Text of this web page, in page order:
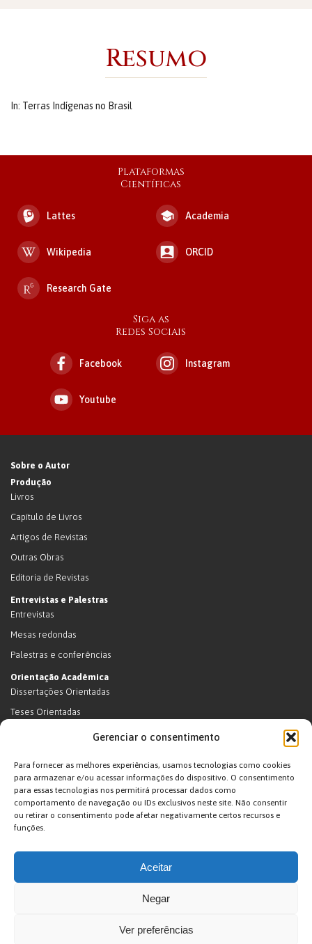
Gerenciar o consentimento
Para fornecer as melhores experiências, usamos tecnologias como cookies
para armazenar e/ou acessar informações do dispositivo. O consentimento
para essas tecnologias nos permitirá processar dados como
comportamento de navegação ou IDs exclusivos neste site. Não consentir
ou retirar o consentimento pode afetar negativamente certos recursos e
funções.
Aceitar
Negar
Ver preferências
Resumo
In: Terras Indígenas no Brasil
Plataformas
Científicas
Lattes Academia
Wikipedia ORCID
Research Gate
Siga as
Redes Sociais
Facebook Instagram
Youtube
Sobre o Autor
Produção
Livros
Capítulo de Livros
Artigos de Revistas
Outras Obras
Editoria de Revistas
Entrevistas e Palestras
Entrevistas
Mesas redondas
Palestras e conferências
Orientação Acadêmica
Dissertações Orientadas
Teses Orientadas
Livros (dissertações e teses)
Supervisão de pós-doutorado
Supervisão de pós-doutorado (em andamento)
Orientações de outra natureza
Exposições
Terras Indígenas
Projetos